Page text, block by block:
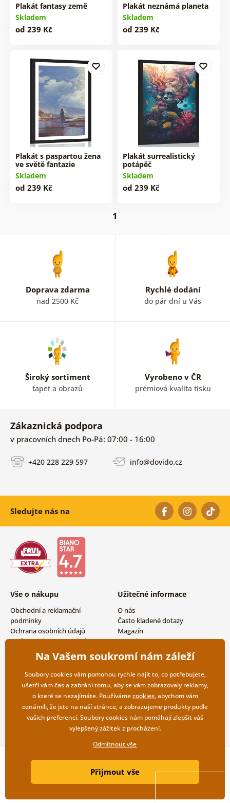
Plakát fantasy země
Skladem
od 239 Kč
Plakát neznámá planeta
Skladem
od 239 Kč
Plakát s paspartou žena
ve světě fantazie
Skladem
od 239 Kč
Plakát surrealistický
potápěč
Skladem
od 239 Kč
1
Doprava zdarma
nad 2500 Kč
Rychlé dodání
do pár dní u Vás
Široký sortiment
tapet a obrazů
Vyrobeno v ČR
prémiová kvalita tisku
Zákaznická podpora
v pracovních dnech Po-Pá: 07:00 - 16:00
+420 228 229 597 info@dovido.cz
Sledujte nás na
Vše o nákupu
Obchodní a reklamační
podmínky
Ochrana osobních údajů
Možnosti dopravy a platby
Vrácení zboží
Užitečné informace
O nás
Často kladené dotazy
Magazín
Kontakty
Velkoobchodní spolupráce
Copyright ©2019 © Dovido.cz.
Litvanyi.sk| E-shop vytvořila
Na Vašem soukromí nám záleží
Soubory cookies vám pomohou rychle najít to, co potřebujete,
ušetří vám čas a zabrání tomu, aby se vám zobrazovaly reklamy,
o které se nezajímáte. Používámecookies, abychom vám
oznámili, že jste na naší stránce, a zobrazujeme produkty podle
vašich preferencí. Soubory cookies nám pomáhají zlepšit váš
vylepšený zážitek z procházení.
Odmítnout vše
Přijmout vše